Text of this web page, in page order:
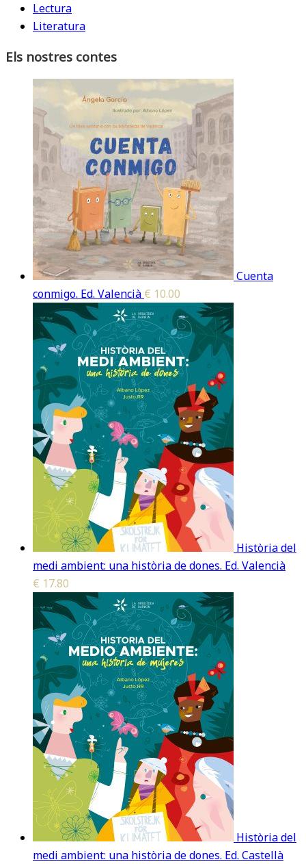
Lectura
Literatura
Els nostres contes
Cuenta
conmigo. Ed. Valencià € 10.00
Història del
medi ambient: una història de dones. Ed. Valencià
€ 17.80
Història del
medi ambient: una història de dones. Ed. Castellà